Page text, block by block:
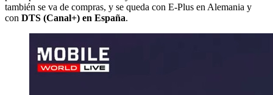
también se va de compras, y se queda con E-Plus en Alemania y
con DTS (Canal+) en España.